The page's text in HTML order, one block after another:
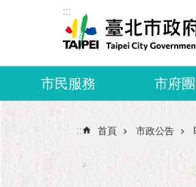
跳到主要內容區塊
:::
市民服務 市府
::: 首頁 市政公告